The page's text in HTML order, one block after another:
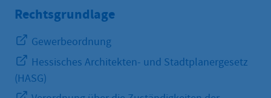
Rechtsgrundlage
Gewerbeordnung
Hessisches Architekten- und Stadtplanergesetz
(HASG)